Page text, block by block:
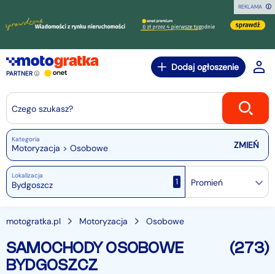
REKLAMA
PARTNER
Dodaj ogłoszenie
Czego szukasz?
Kategoria
Motoryzacja > Osobowe
Lokalizacja
1 Promień
motogratka.pl Motoryzacja Osobowe
SAMOCHODY OSOBOWE
BYDGOSZCZ
(273)